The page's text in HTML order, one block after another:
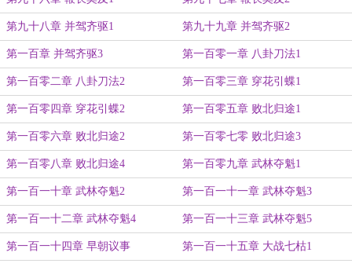
第九十八章 并驾齐驱1 第九十九章 并驾齐驱2
第一百章 并驾齐驱3 第一百零一章 八卦刀法1
第一百零二章 八卦刀法2 第一百零三章 穿花引蝶1
第一百零四章 穿花引蝶2 第一百零五章 败北归途1
第一百零六章 败北归途2 第一百零七零 败北归途3
第一百零八章 败北归途4 第一百零九章 武林夺魁1
第一百一十章 武林夺魁2 第一百一十一章 武林夺魁3
第一百一十二章 武林夺魁4 第一百一十三章 武林夺魁5
第一百一十四章 早朝议事 第一百一十五章 大战七枯1